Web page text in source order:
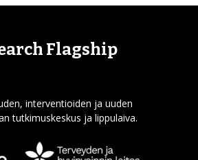
Flagship
interventioiden ja uuden
tutkimuskeskus ja lippulaiva.